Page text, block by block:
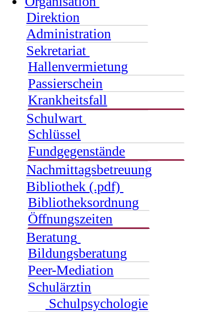
Direktion
Administration
Sekretariat
Hallenvermietung
Passierschein
Krankheitsfall
Schulwart
Schlüssel
Fundgegenstände
Nachmittagsbetreuung
Bibliothek (.pdf)
Bibliotheksordnung
Öffnungszeiten
Beratung
Bildungsberatung
Peer-Mediation
Schulärztin
Schulpsychologie